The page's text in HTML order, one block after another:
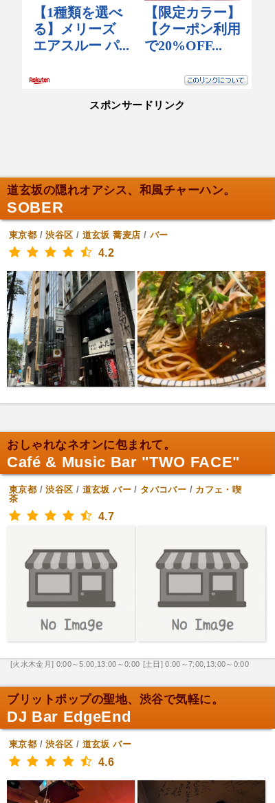
スポンサードリンク
道玄坂の隠れオアシス、和風チャーハン。
SOBER
東京都 /渋谷区 / 道玄坂 蕎麦店 / バー
4.2
おしゃれなネオンに包まれて。
Café & Music Bar "TWO FACE"
東京都 /渋谷区 / 道玄坂 バー / タバコバー / カフェ・喫
茶
4.7
[火水木金月] 0:00～5:00,13:00～0:00 [土日] 0:00～7:00,13:00～0:00
ブリットポップの聖地、渋谷で気軽に。
DJ Bar EdgeEnd
東京都 /渋谷区 / 道玄坂 バー
4.6